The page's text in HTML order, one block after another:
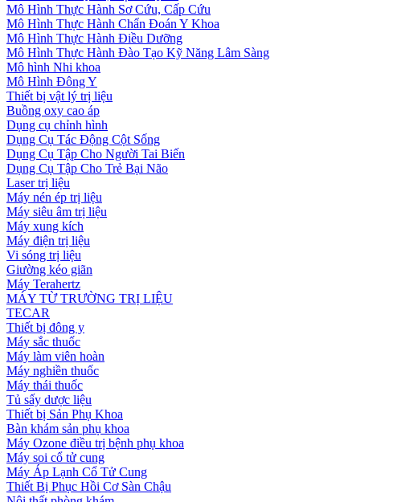
Mô Hình Thực Hành Sơ Cứu, Cấp Cứu
Mô Hình Thực Hành Chẩn Đoán Y Khoa
Mô Hình Thực Hành Điều Dưỡng
Mô Hình Thực Hành Đào Tạo Kỹ Năng Lâm Sàng
Mô hình Nhi khoa
Mô Hình Đông Y
Thiết bị vật lý trị liệu
Buồng oxy cao áp
Dụng cụ chỉnh hình
Dụng Cụ Tác Động Cột Sống
Dụng Cụ Tập Cho Người Tai Biến
Dụng Cụ Tập Cho Trẻ Bại Não
Laser trị liệu
Máy nén ép trị liệu
Máy siêu âm trị liệu
Máy xung kích
Máy điện trị liệu
Vi sóng trị liệu
Giường kéo giãn
Máy Terahertz
MÁY TỪ TRƯỜNG TRỊ LIỆU
TECAR
Thiết bị đông y
Máy sắc thuốc
Máy làm viên hoàn
Máy nghiền thuốc
Máy thái thuốc
Tủ sấy dược liệu
Thiết bị Sản Phụ Khoa
Bàn khám sản phụ khoa
Máy Ozone điều trị bệnh phụ khoa
Máy soi cổ tử cung
Máy Áp Lạnh Cổ Tử Cung
Thiết Bị Phục Hồi Cơ Sàn Chậu